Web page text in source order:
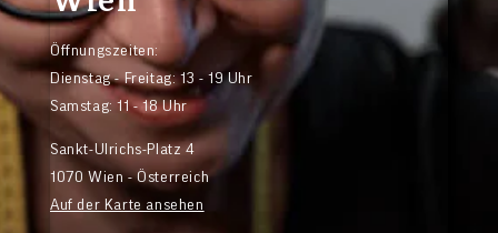
Öffnungszeiten:
Dienstag - Freitag: 13 - 19 Uhr
Samstag: 11 - 18 Uhr
Sankt-Ulrichs-Platz 4
1070 Wien - Österreich
Auf der Karte ansehen